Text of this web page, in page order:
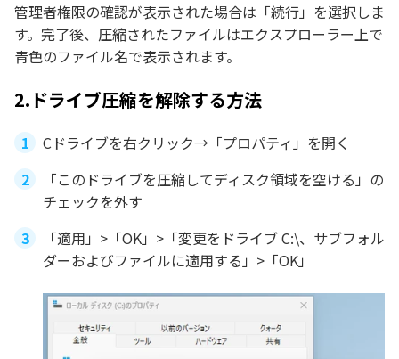
管理者権限の確認が表示された場合は「続行」を選択しま
す。完了後、圧縮されたファイルはエクスプローラー上で
青色のファイル名で表示されます。
2.ドライブ圧縮を解除する方法
Cドライブを右クリック→「プロパティ」を開く
「このドライブを圧縮してディスク領域を空ける」の
チェックを外す
「適用」>「OK」>「変更をドライブ C:\、サブフォル
ダーおよびファイルに適用する」>「OK」